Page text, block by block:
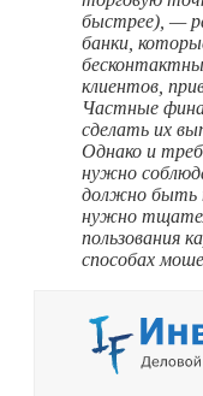
быстрее), —
банки,
клиентов,
Частные
сделать их
Однако и
нужно
должно быть
нужно
пользования
способах